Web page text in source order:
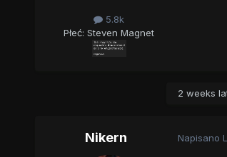
5.8k
Płeć: Steven Magnet
2 weeks
Nikern Napisano